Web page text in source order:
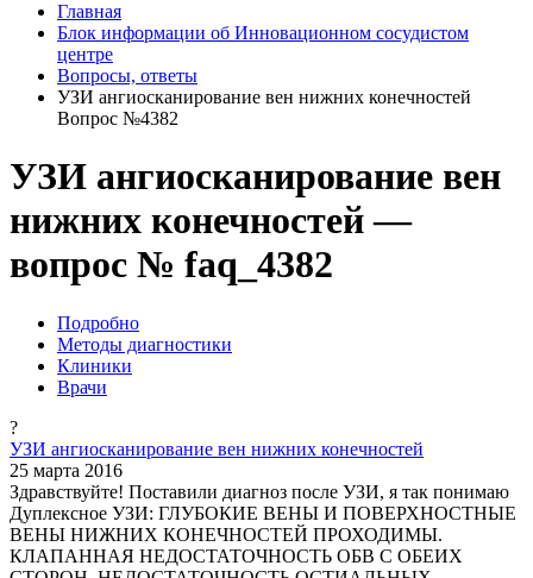
Главная
Блок информации об Инновационном сосудистом
центре
Вопросы, ответы
УЗИ ангиосканирование вен нижних конечностей
Вопрос №4382
УЗИ ангиосканирование вен
нижних конечностей —
вопрос № faq_4382
Подробно
Методы диагностики
Клиники
Врачи
?
УЗИ ангиосканирование вен нижних конечностей
25 марта 2016
Здравствуйте! Поставили диагноз после УЗИ, я так понимаю
Дуплексное УЗИ: ГЛУБОКИЕ ВЕНЫ И ПОВЕРХНОСТНЫЕ
ВЕНЫ НИЖНИХ КОНЕЧНОСТЕЙ ПРОХОДИМЫ.
КЛАПАННАЯ НЕДОСТАТОЧНОСТЬ ОБВ С ОБЕИХ